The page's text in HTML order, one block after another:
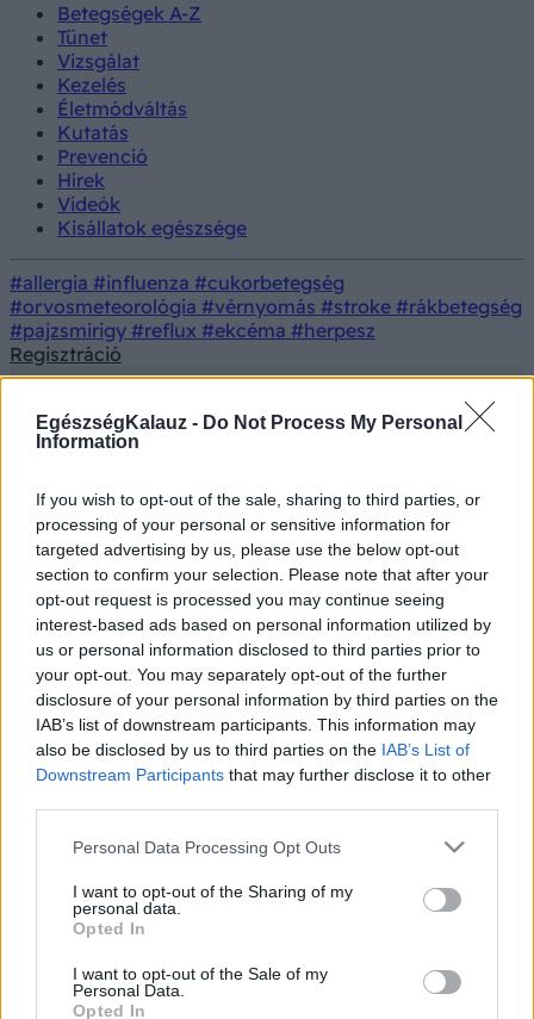
EgészségKalauz - Do Not Process My Personal
Information
If you wish to opt-out of the sale, sharing to third parties, or
processing of your personal or sensitive information for
targeted advertising by us, please use the below opt-out
section to confirm your selection. Please note that after your
opt-out request is processed you may continue seeing
interest-based ads based on personal information utilized by
us or personal information disclosed to third parties prior to
your opt-out. You may separately opt-out of the further
disclosure of your personal information by third parties on the
IAB’s list of downstream participants. This information may
also be disclosed by us to third parties on the IAB’s List of
Downstream Participants that may further disclose it to other
Please note that this website/app uses one or more Google
not limited to your visit or usage behaviour. You may click to
grant or deny consent to Google and its third-party tags to
use your data for below specified purposes in below Google
consent section.
Personal Data Processing Opt Outs
I want to opt-out of the Sharing of my
personal data.
Opted In
I want to opt-out of the Sale of my
Personal Data.
Opted In
Betegségek A-Z
Tünet
Vizsgálat
Kezelés
Életmódváltás
Kutatás
Prevenció
Hírek
Videók
Kisállatok egészsége
#allergia #influenza #cukorbetegség
#orvosmeteorológia #vérnyomás #stroke #rákbetegség
#pajzsmirigy #reflux #ekcéma #herpesz
Regisztráció
Disszociatív zavarok
Disszociatív zavarok tünetei,
vizsgálata és kezelése
A disszociatív zavar egy mentális egészségi
állapot, melynek lényege a tudatosság, a
memória, az identitás és a környezet
Az emlékezet olyan zavarai, amelyek a valóságtól
való menekülés akaratlan, és sokszor
zavarban szenvedő egyén „szétkapcsol”, a